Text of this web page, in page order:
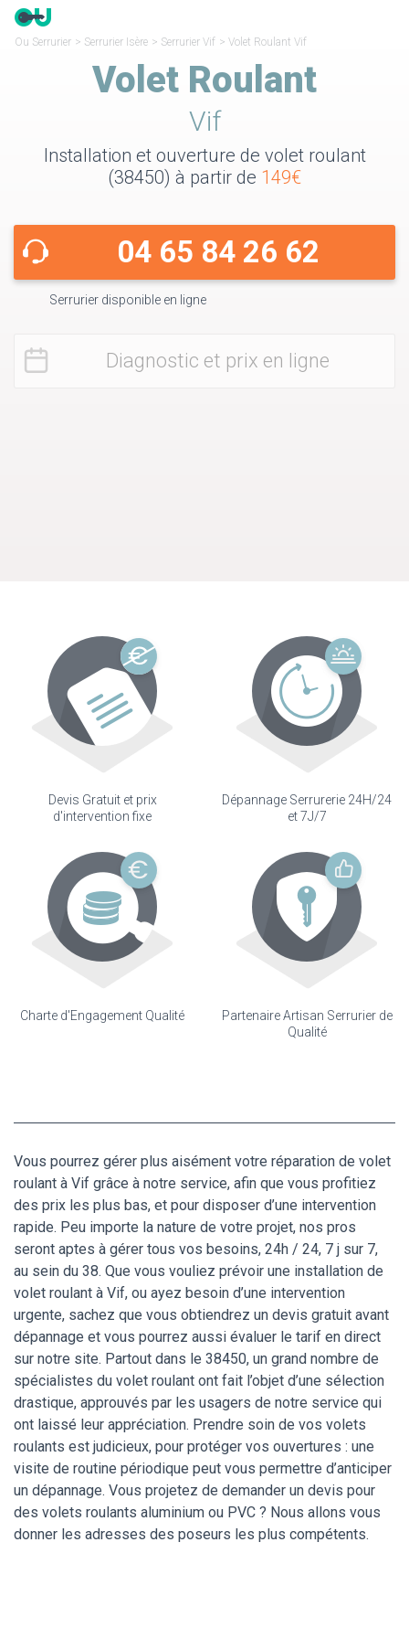
Ou Serrurier > Serrurier Isère > Serrurier Vif > Volet Roulant Vif
Volet Roulant
Vif
Installation et ouverture de volet roulant
(38450) à partir de 149€
04 65 84 26 62
Serrurier disponible en ligne
Diagnostic et prix en ligne
Devis Gratuit et prix
d'intervention fixe
Dépannage Serrurerie 24H/24
et 7J/7
Charte d'Engagement Qualité
Partenaire Artisan Serrurier de
Qualité
Vous pourrez gérer plus aisément votre réparation de volet
roulant à Vif grâce à notre service, afin que vous profitiez
des prix les plus bas, et pour disposer d’une intervention
rapide. Peu importe la nature de votre projet, nos pros
seront aptes à gérer tous vos besoins, 24h / 24, 7 j sur 7,
au sein du 38. Que vous vouliez prévoir une installation de
volet roulant à Vif, ou ayez besoin d’une intervention
urgente, sachez que vous obtiendrez un devis gratuit avant
dépannage et vous pourrez aussi évaluer le tarif en direct
sur notre site. Partout dans le 38450, un grand nombre de
spécialistes du volet roulant ont fait l’objet d’une sélection
drastique, approuvés par les usagers de notre service qui
ont laissé leur appréciation. Prendre soin de vos volets
roulants est judicieux, pour protéger vos ouvertures : une
visite de routine périodique peut vous permettre d’anticiper
un dépannage. Vous projetez de demander un devis pour
des volets roulants aluminium ou PVC ? Nous allons vous
donner les adresses des poseurs les plus compétents.